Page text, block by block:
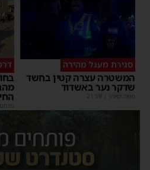
סגירת מעגל מהירה
המשטרה עצרה קטין בחשד
שדקר נער באשדוד
משה קאהן 21:59